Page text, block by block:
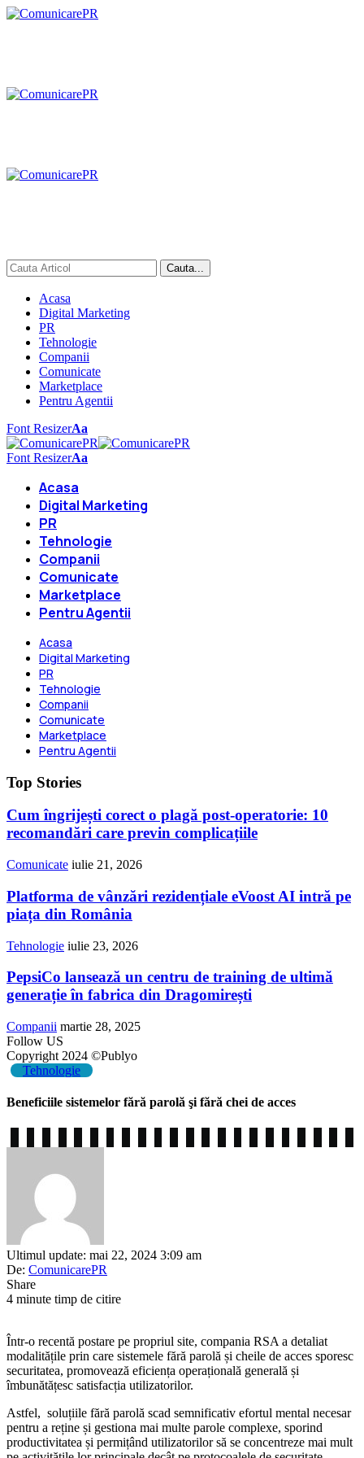
Acasa
Digital Marketing
PR
Tehnologie
Companii
Comunicate
Marketplace
Pentru Agentii
Font ResizerAa
Font ResizerAa
Acasa
Digital Marketing
PR
Tehnologie
Companii
Comunicate
Marketplace
Pentru Agentii
Acasa
Digital Marketing
PR
Tehnologie
Companii
Comunicate
Marketplace
Pentru Agentii
Top Stories
Cum îngrijești corect o plagă post-operatorie: 10
recomandări care previn complicațiile
Comunicate iulie 21, 2026
Platforma de vânzări rezidențiale eVoost AI intră pe
piața din România
Tehnologie iulie 23, 2026
PepsiCo lansează un centru de training de ultimă
generație în fabrica din Dragomirești
Companii martie 28, 2025
Follow US
Copyright 2024 ©Publyo
Tehnologie
Beneficiile sistemelor fără parolă şi fără chei de acces
Ultimul update: mai 22, 2024 3:09 am
De: ComunicarePR
Share
4 minute timp de citire
Într-o recentă postare pe propriul site, compania RSA a detaliat
modalitățile prin care sistemele fără parolă și cheile de acces sporesc
securitatea, promovează eficiența operațională generală și
îmbunătățesc satisfacția utilizatorilor.
Astfel, soluțiile fără parolă scad semnificativ efortul mental necesar
pentru a reține și gestiona mai multe parole complexe, sporind
productivitatea și permițând utilizatorilor să se concentreze mai mult